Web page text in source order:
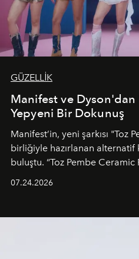
GÜZELLİK
Manifest ve Dyson'dan
Yepyeni Bir Dokunuş
Manifest’in, yeni şarkısı "Toz
birliğiyle hazırlanan
buluştu. “Toz Pembe Ceramic
unsurlarından biri olarak öne
07.24.2026